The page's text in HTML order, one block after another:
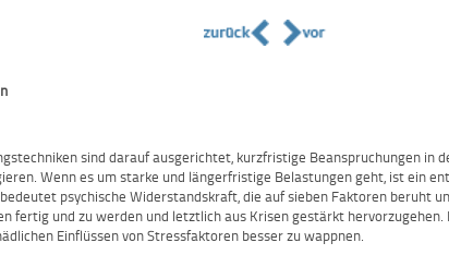
sind darauf ausgerichtet, kurzfristige Beanspruchungen in
Wenn es um starke und längerfristige Belastungen geht, ist ein
psychische Widerstandskraft, die auf sieben Faktoren beruht
fertig und zu werden und letztlich aus Krisen gestärkt
Einflüssen von Stressfaktoren besser zu wappnen.